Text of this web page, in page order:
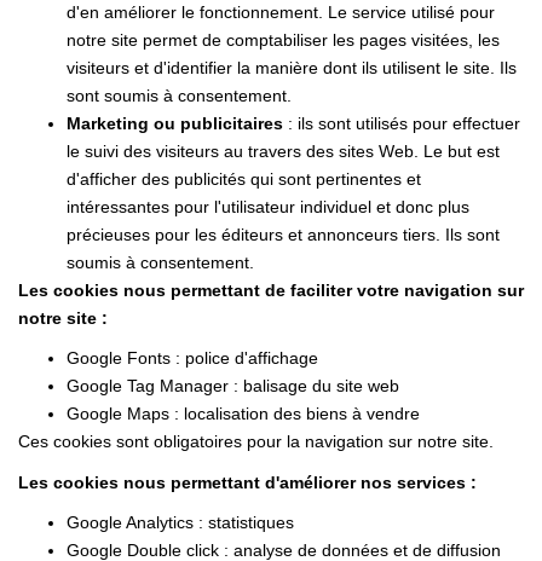
d'en améliorer le fonctionnement. Le service utilisé pour
notre site permet de comptabiliser les pages visitées, les
visiteurs et d'identifier la manière dont ils utilisent le site. Ils
sont soumis à consentement.
Marketing ou publicitaires : ils sont utilisés pour effectuer
le suivi des visiteurs au travers des sites Web. Le but est
d'afficher des publicités qui sont pertinentes et
intéressantes pour l'utilisateur individuel et donc plus
précieuses pour les éditeurs et annonceurs tiers. Ils sont
soumis à consentement.
Les cookies nous permettant de faciliter votre navigation sur
notre site :
Google Fonts : police d'affichage
Google Tag Manager : balisage du site web
Google Maps : localisation des biens à vendre
Ces cookies sont obligatoires pour la navigation sur notre site.
Les cookies nous permettant d'améliorer nos services :
Google Analytics : statistiques
Google Double click : analyse de données et de diffusion